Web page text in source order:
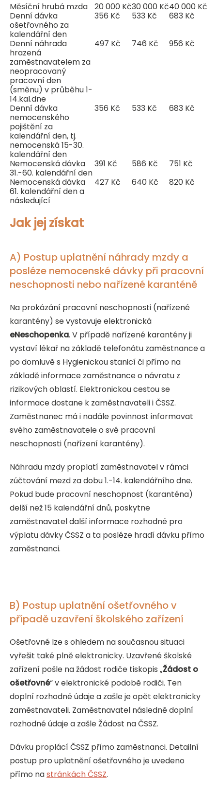
Měsíční hrubá mzda 20 000 Kč30 000 Kč40 000 Kč
Denní dávka
ošetřovného za
kalendářní den
356 Kč 533 Kč 683 Kč
Denní náhrada
hrazená
zaměstnavatelem za
neopracovaný
pracovní den
(směnu) v průběhu 1-
14.kal.dne
497 Kč 746 Kč 956 Kč
Denní dávka
nemocenského
pojištění za
kalendářní den, tj.
nemocenská 15-30.
kalendářní den
356 Kč 533 Kč 683 Kč
Nemocenská dávka
31.-60. kalendářní den
391 Kč 586 Kč
751 Kč
Nemocenská dávka
61. kalendářní den a
následující
427 Kč 640 Kč 820 Kč
Jak jej získat
A) Postup uplatnění náhrady mzdy a
posléze nemocenské dávky při pracovní
neschopnosti nebo nařízené karanténě
Na prokázání pracovní neschopnosti (nařízené
karantény) se vystavuje elektronická
eNeschopenka. V případě nařízené karantény ji
vystaví lékař na základě telefonátu zaměstnance a
po domluvě s Hygienickou stanicí či přímo na
základě informace zaměstnance o návratu z
rizikových oblastí. Elektronickou cestou se
informace dostane k zaměstnavateli i ČSSZ.
Zaměstnanec má i nadále povinnost informovat
svého zaměstnavatele o své pracovní
neschopnosti (nařízení karantény).
Náhradu mzdy proplatí zaměstnavatel v rámci
zúčtování mezd za dobu 1.-14. kalendářního dne.
Pokud bude pracovní neschopnost (karanténa)
delší než 15 kalendářní dnů, poskytne
zaměstnavatel další informace rozhodné pro
výplatu dávky ČSSZ a ta posléze hradí dávku přímo
zaměstnanci.
B) Postup uplatnění ošetřovného v
případě uzavření školského zařízení
Ošetřovné lze s ohledem na současnou situaci
vyřešit také plně elektronicky. Uzavřené školské
zařízení pošle na žádost rodiče tiskopis „Žádost o
ošetřovné“ v elektronické podobě rodiči. Ten
doplní rozhodné údaje a zašle je opět elektronicky
zaměstnavateli. Zaměstnavatel následně doplní
rozhodné údaje a zašle Žádost na ČSSZ.
Dávku proplácí ČSSZ přímo zaměstnanci. Detailní
postup pro uplatnění ošetřovného je uvedeno
přímo nastránkách ČSSZ.